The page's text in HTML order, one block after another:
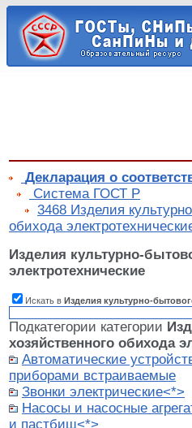
Декларация о
Cистема ГОСТ Р
3468 Изделия
обихода
Изделия культурно-
электротехнические
Искать в Изделия культурно-
Подкатегории категории
хозяйственного обихода
Автоматические
приборами встраиваемые
Звонки электрические<*>
Насосы и насосные
и пастбищ<*>